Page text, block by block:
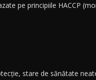
pe principiile HACCP
stare de sănătate